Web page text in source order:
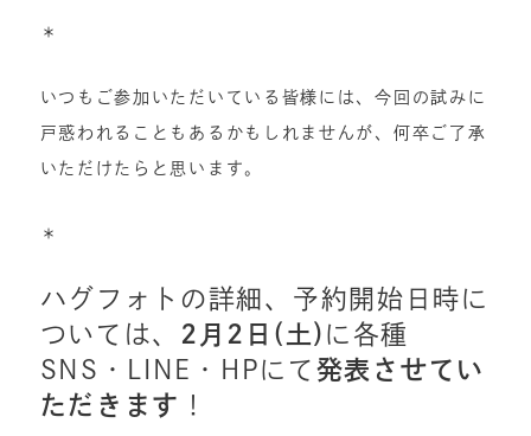
＊
いつもご参加いただいている皆様には、今回の試みに
戸惑われることもあるかもしれませんが、何卒ご了承
いただけたらと思います。
＊
ハグフォトの詳細、予約開始日時に
ついては、 2月2日(土) に各種
SNS・LINE・HPにて 発表させてい
ただきます ！